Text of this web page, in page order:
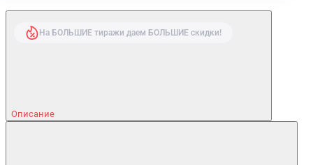
На БОЛЬШИЕ тиражи даем БОЛЬШИЕ скидки!
Описание